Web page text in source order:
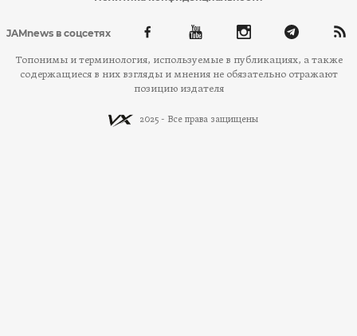
JAMnews в соцсетях
Топонимы и терминология, используемые в публикациях, а также
содержащиеся в них взгляды и мнения не обязательно отражают
позицию издателя
2025 - Все права защищены